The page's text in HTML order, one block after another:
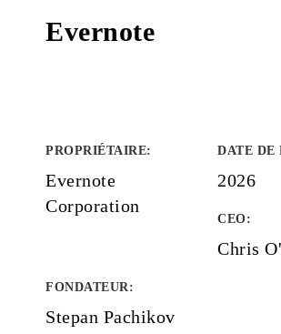
Evernote
PROPRIÉTAIRE:
Evernote
Corporation
DATE DE
2026
CEO:
Chris
FONDATEUR:
Stepan Pachikov